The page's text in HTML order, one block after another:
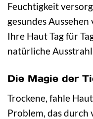
Feuchtigkeit
gesundes
Ihre Haut Tag für
natürliche
Die Magie der
Trockene, fahle
Problem, das